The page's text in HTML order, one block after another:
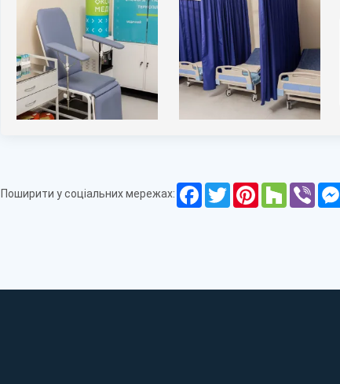
- Лікування порушень менструального циклу
- Лікування та профілактика запальних захворювань
- Первинний прийом гінеколога
- Інтимна контурна пластика
- Кардіотокографія
- Рідинна цитологія
- Біопсія шийки матки
- Лікування бартолініту
- Сучасне обладнання
Поширити у соціальних мережах: FacebookTwitterPinterest
HouzzViber